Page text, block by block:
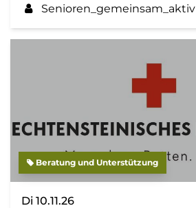
Senioren_gemeinsam_aktiv
Beratung und Unterstützung
Di 10.11.26